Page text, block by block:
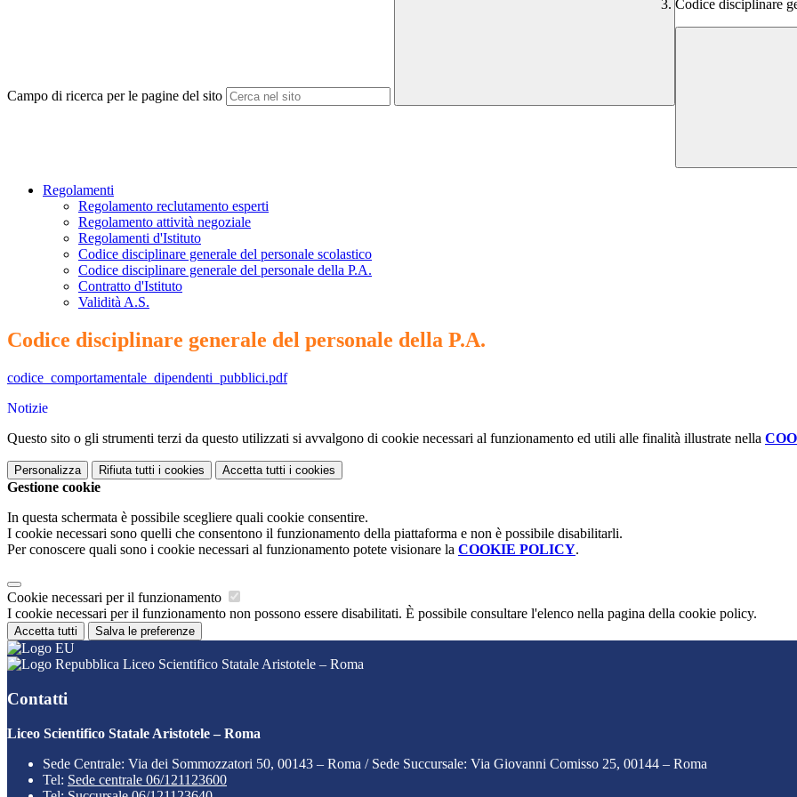
Campo di ricerca per le pagine del sito
Codice disciplinare
Regolamenti
Regolamento reclutamento esperti
Regolamento attività negoziale
Regolamenti d'Istituto
Codice disciplinare generale del personale scolastico
Codice disciplinare generale del personale della P.A.
Contratto d'Istituto
Validità A.S.
Codice disciplinare generale del personale della P.A.
codice_comportamentale_dipendenti_pubblici.pdf
Notizie
Questo sito o gli strumenti terzi da questo utilizzati si avvalgono di cookie necessari al funzionamento ed utili alle finalità illustrate nella
Personalizza Rifiuta tutti i cookies Accetta tutti i cookies
Gestione cookie
In questa schermata è possibile scegliere quali cookie consentire.
I cookie necessari sono quelli che consentono il funzionamento della piattaforma e non è possibile disabilitarli.
Per conoscere quali sono i cookie necessari al funzionamento potete visionare la COOKIE POLICY.
Cookie necessari per il funzionamento
I cookie necessari per il funzionamento non possono essere disabilitati. È possibile consultare l'elenco nella pagina della cookie policy.
Accetta tutti Salva le preferenze
Liceo Scientifico Statale Aristotele – Roma
Contatti
Liceo Scientifico Statale Aristotele – Roma
Sede Centrale: Via dei Sommozzatori 50, 00143 – Roma / Sede Succursale: Via Giovanni Comisso 25, 00144 – Roma
Tel: Sede centrale 06/121123600